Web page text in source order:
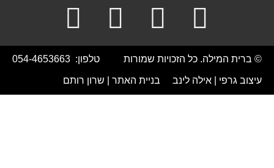
שמורות טלפון:054-4653663
בניית האתר |שרון רותם